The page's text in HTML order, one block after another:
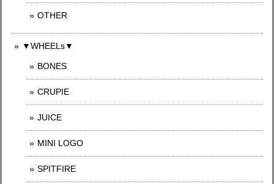
OTHER
▼WHEELs▼
BONES
CRUPIE
JUICE
MINI LOGO
SPITFIRE